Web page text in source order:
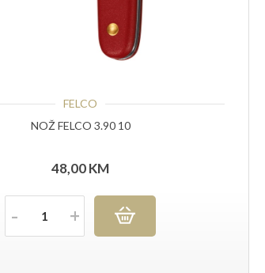
FELCO
NOŽ FELCO 3.90 10
48,00KM
Količina